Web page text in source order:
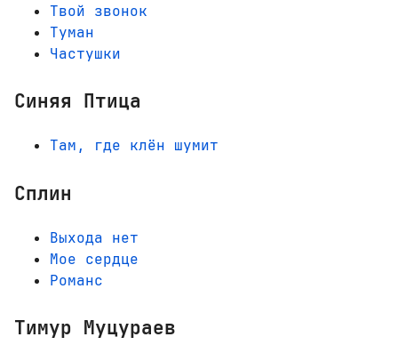
Твой звонок
Туман
Частушки
Синяя Птица
Там, где клён шумит
Сплин
Выхода нет
Мое сердце
Романс
Тимур Муцураев